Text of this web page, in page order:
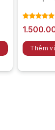
5.00trên
2
đánh giá
Thêm